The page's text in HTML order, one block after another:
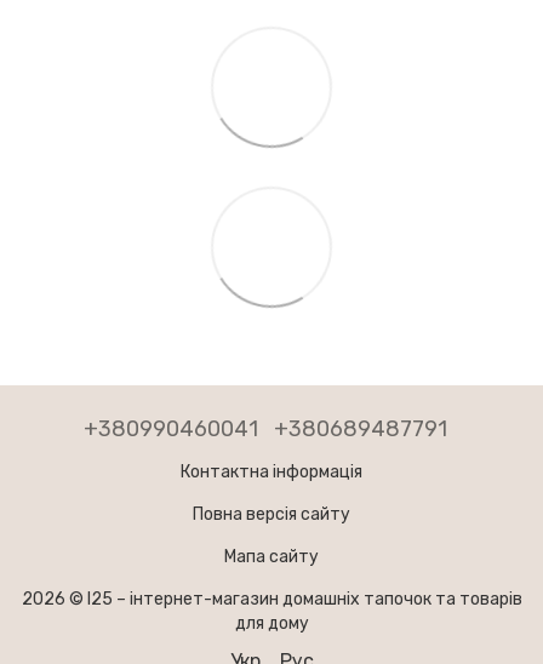
+380990460041 +380689487791
Контактна інформація
Повна версія сайту
Мапа сайту
2026 © I25 – інтернет-магазин домашніх тапочок та товарів
для дому